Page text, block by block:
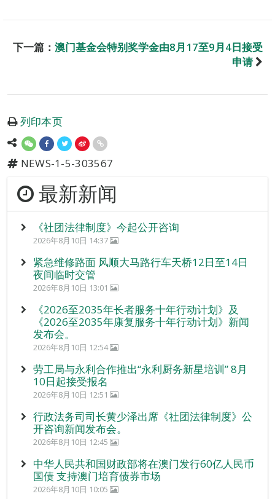
下一篇： 澳门基金会特别奖学金由8月17至9月4日接受
申请
列印本页
NEWS-1-5-303567
最新新闻
《社团法律制度》今起公开咨询
2026年8月10日 14:37
紧急维修路面 风顺大马路行车天桥12日至14日
夜间临时交管
2026年8月10日 13:01
《2026至2035年长者服务十年行动计划》及
《2026至2035年康复服务十年行动计划》新闻
发布会。
2026年8月10日 12:54
劳工局与永利合作推出“永利厨务新星培训” 8月
10日起接受报名
2026年8月10日 12:51
行政法务司司长黄少泽出席《社团法律制度》公
开咨询新闻发布会。
2026年8月10日 12:45
中华人民共和国财政部将在澳门发行60亿人民币
国债 支持澳门培育债券市场
2026年8月10日 10:05